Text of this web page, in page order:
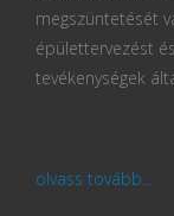
megszüntetését
épülettervezést
tevékenységek
olvass tovább...